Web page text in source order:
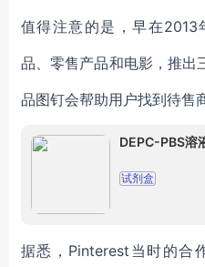
值得注意的是，早在
品、零售产品和电影，推出
品图钉会帮助用户找到待售
DEPC-PBS溶
试剂盒
据悉，Pinterest当时的合